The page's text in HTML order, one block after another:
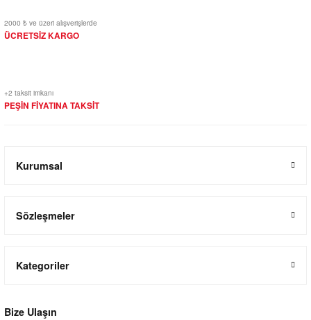
2000 ₺ ve üzeri alışverişlerde
ÜCRETSİZ KARGO
+2 taksit imkanı
PEŞİN FİYATINA TAKSİT
Kurumsal
Sözleşmeler
Kategoriler
Bize Ulaşın